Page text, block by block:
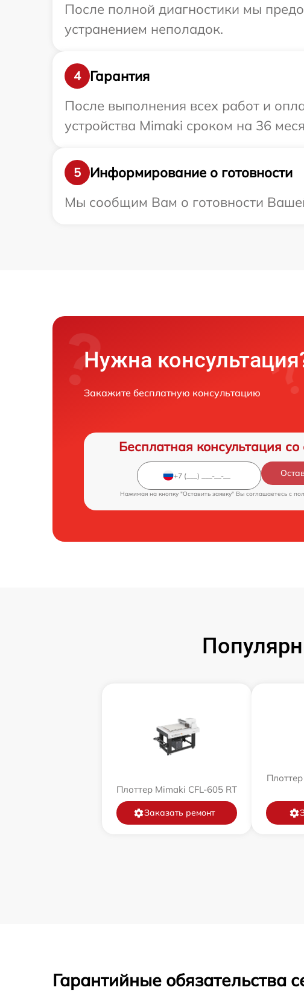
После полной диагностики мы
устранением неполадок.
4
Гарантия
После выполнения всех работ и
устройства Mimaki сроком на 36
5
Информирование о готовности
Мы сообщим Вам о готовности
Нужна
Закажите бесплатную консультацию
Бесплатная консультация
Нажимая на кнопку "Оставить заявку" Вы соглашаетесь c
Плоттер Mimaki CFL-605 RT
Заказать ремонт
Гарантийные обязательства